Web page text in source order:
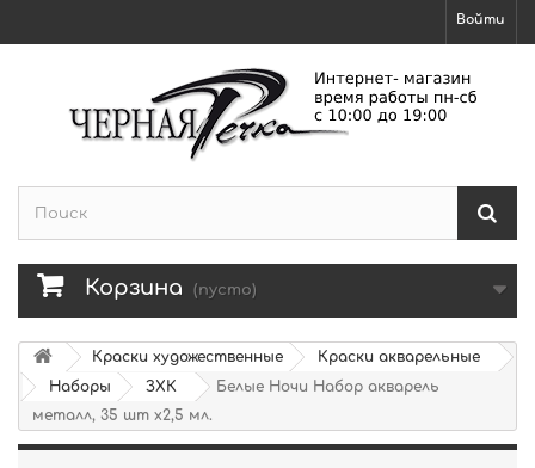
Войти
Корзина (пусто)
Краски художественные
Краски акварельные
Наборы
ЗХК
Белые Ночи Набор акварель
металл, 35 шт х2,5 мл.